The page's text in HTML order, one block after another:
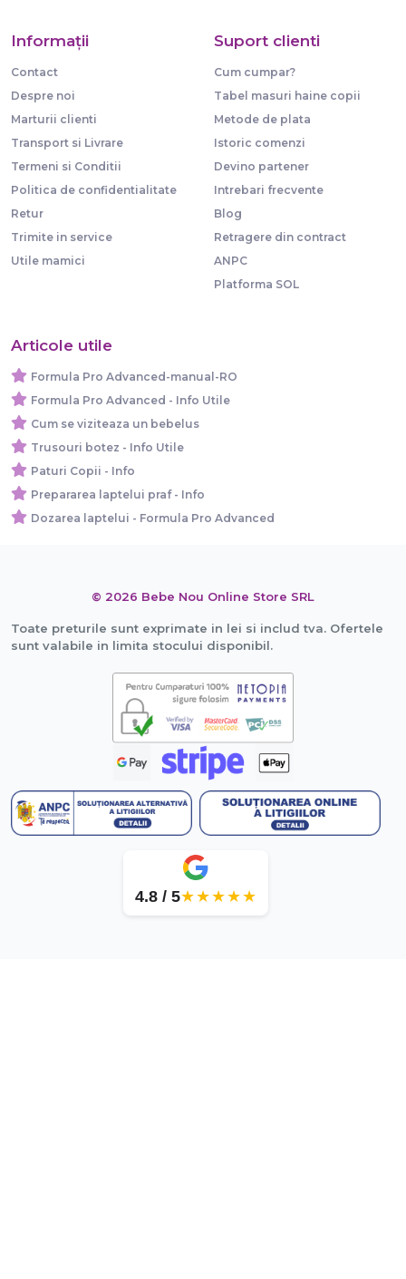
Informaţii
Contact
Despre noi
Marturii clienti
Transport si Livrare
Termeni si Conditii
Politica de confidentialitate
Retur
Trimite in service
Utile mamici
Suport clienti
Cum cumpar?
Tabel masuri haine copii
Metode de plata
Istoric comenzi
Devino partener
Intrebari frecvente
Blog
Retragere din contract
ANPC
Platforma SOL
Articole utile
Formula Pro Advanced-manual-RO
Formula Pro Advanced - Info Utile
Cum se viziteaza un bebelus
Trusouri botez - Info Utile
Paturi Copii - Info
Prepararea laptelui praf - Info
Dozarea laptelui - Formula Pro Advanced
© 2026 Bebe Nou Online Store SRL
Toate preturile sunt exprimate in lei si includ tva. Ofertele
sunt valabile in limita stocului disponibil.
4.8 / 5★★★★★